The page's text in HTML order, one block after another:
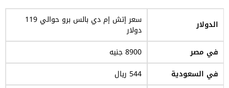
الدولار سعر إتش إم دي بالس برو حوالي 119
دولار
في مصر
8900 جنيه
في السعودية
544 ريال